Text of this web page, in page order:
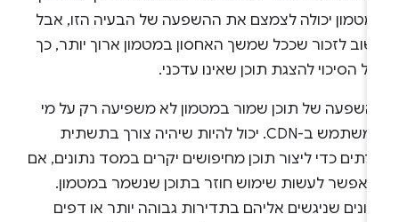
יכולה לצמצם את ההשפעה של הבעיה הזו, אבל
לזכור שככל שמשך האחסון במטמון ארוך יותר, כך
הסיכוי להצגת תוכן שאינו עדכני.
של תוכן שמור במטמון לא משפיעה רק על מי
שמשתמש ב-CDN. יכול להיות שיהיה צורך בתשתית
כדי ליצור תוכן מחיפושים יקרים במסד נתונים, אם
אפשר לעשות שימוש חוזר בתוכן שנשמר במטמון.
שניגשים אליהם בתדירות גבוהה יותר או דפים